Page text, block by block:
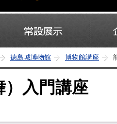
徳島城博物館 博物館講座
）入門講座